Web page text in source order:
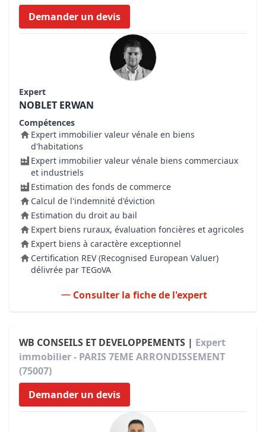
Demander un devis
Expert
NOBLET ERWAN
Compétences
Expert immobilier valeur vénale en biens
d'habitations
Expert immobilier valeur vénale biens commerciaux
et industriels
Estimation des fonds de commerce
Calcul de l'indemnité d'éviction
Estimation du droit au bail
Expert biens ruraux, évaluation foncières et agricoles
Expert biens à caractère exceptionnel
Certification REV (Recognised European Valuer)
délivrée par TEGoVA
Consulter la fiche de l'expert
WB CONSEILS ET DEVELOPPEMENTS | Expert
immobilier - PARIS 7EME ARRONDISSEMENT
(75007)
Demander un devis